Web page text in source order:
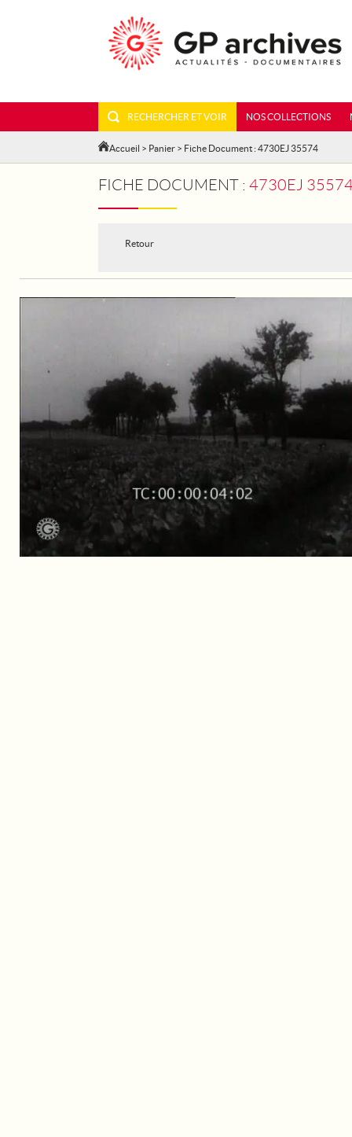
RECHERCHER ET VOIR NOS COLLECTIONS
Accueil > Panier > Fiche Document : 4730EJ 35574
FICHE DOCUMENT : 4730EJ 35574
Retour